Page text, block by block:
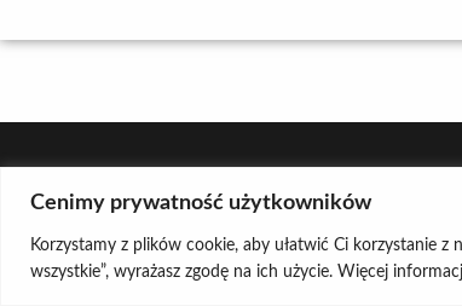
Cenimy prywatność użytkowników
Korzystamy z plików cookie, aby ułatwić Ci korzystanie
wszystkie”, wyrażasz zgodę na ich użycie. Więcej